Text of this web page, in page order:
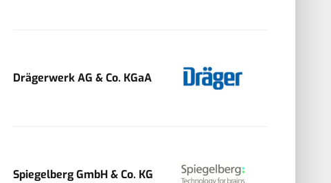
Drägerwerk AG & Co. KGaA
Spiegelberg GmbH & Co. KG